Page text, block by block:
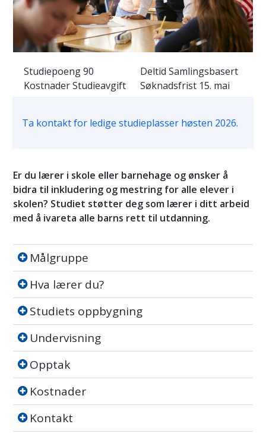
Studiepoeng90 Deltid Samlingsbasert
KostnaderStudieavgift Søknadsfrist 15. mai
Ta kontakt for ledige studieplasser høsten 2026.
Er du lærer i skole eller barnehage og ønsker å
bidra til inkludering og mestring for alle elever i
skolen? Studiet støtter deg som lærer i ditt arbeid
med å ivareta alle barns rett til utdanning.
Målgruppe
Målgruppe
Hva lærer du?
Hva lærer du?
Studiets oppbygning
Studiets oppbygning
Undervisning
Undervisning
Opptak
Opptak
Kostnader
Kostnader
Kontakt
Kontakt